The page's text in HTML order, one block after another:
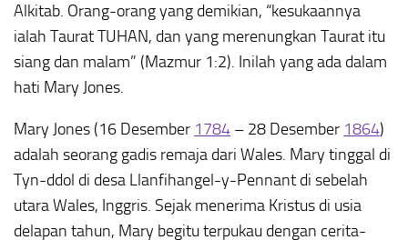
Alkitab. Orang-orang yang demikian, “kesukaannya
ialah Taurat TUHAN, dan yang merenungkan Taurat itu
siang dan malam” (Mazmur 1:2). Inilah yang ada dalam
hati Mary Jones.
Mary Jones (16 Desember 1784 – 28 Desember 1864)
adalah seorang gadis remaja dari Wales. Mary tinggal di
Tyn-ddol di desa Llanfihangel-y-Pennant di sebelah
utara Wales, Inggris. Sejak menerima Kristus di usia
delapan tahun, Mary begitu terpukau dengan cerita-